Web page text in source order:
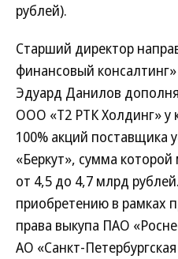
рублей).
Старший директор
финансовый
Эдуард Данилов
ООО «Т2 РТК Холдинг»
100% акций поставщика
«Беркут», сумма
от 4,5 до 4,7 млрд
приобретению в рамках
права выкупа ПАО
АО «Санкт-